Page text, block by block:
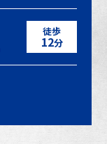
徒歩
12分